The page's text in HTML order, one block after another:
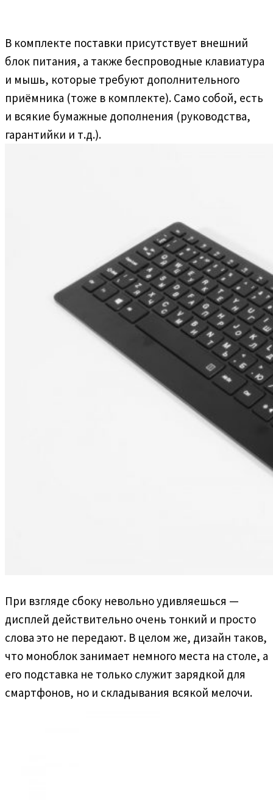
В комплекте поставки присутствует внешний
блок питания, а также беспроводные клавиатура
и мышь, которые требуют дополнительного
приёмника (тоже в комплекте). Само собой, есть
и всякие бумажные дополнения (руководства,
гарантийки и т.д.).
При взгляде сбоку невольно удивляешься —
дисплей действительно очень тонкий и просто
слова это не передают. В целом же, дизайн таков,
что моноблок занимает немного места на столе, а
его подставка не только служит зарядкой для
смартфонов, но и складывания всякой мелочи.